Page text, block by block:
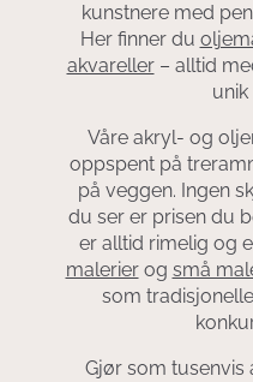
kunstnere med
Her finner du
akvareller– alltid
unik
Våre akryl- og
oppspent på
på veggen. Ingen
du ser er prisen du
er alltid rimelig og
malerierog små
som
Gjør som